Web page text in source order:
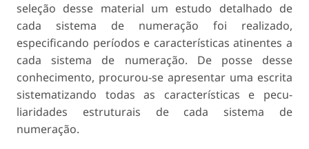
seleção desse material um es­tudo detalhado de
cada sistema de numeração foi realizado,
especificando períodos e características atinentes a
cada sistema de numeração. De posse desse
conhecimento, procurou-se apresentar uma escrita
sistematizando todas as características e pecu­
liaridades estruturais de cada sistema de
numeração.